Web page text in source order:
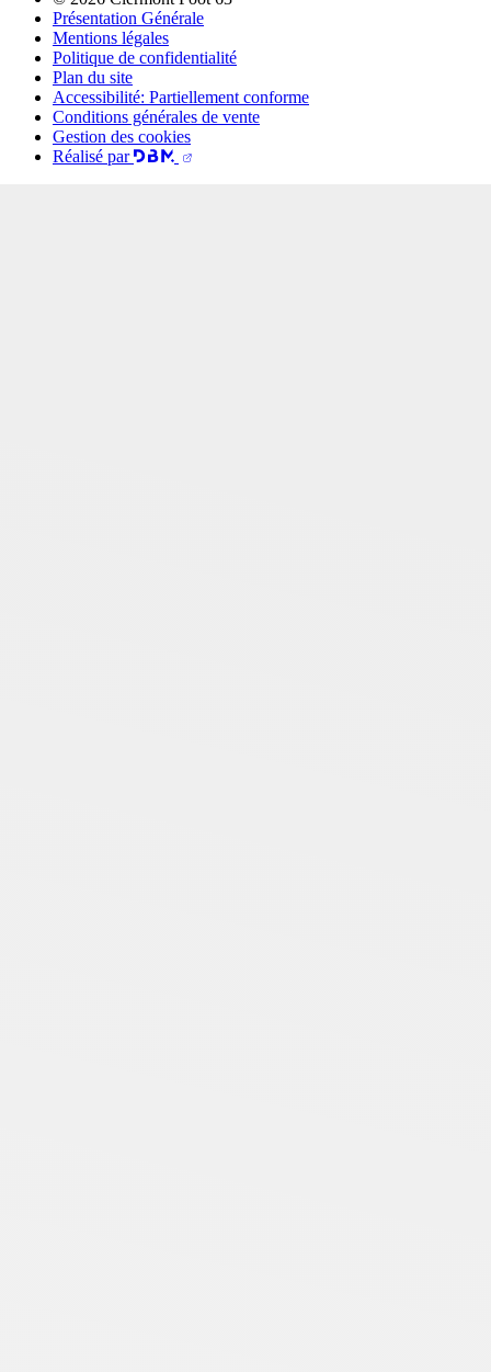
Présentation Générale
Mentions légales
Politique de confidentialité
Plan du site
Accessibilité: Partiellement conforme
Conditions générales de vente
Gestion des cookies
Réalisé par